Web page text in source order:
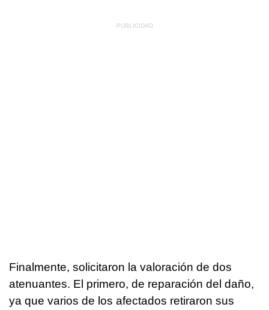
Finalmente, solicitaron la valoración de dos
atenuantes. El primero, de reparación del daño,
ya que varios de los afectados retiraron sus